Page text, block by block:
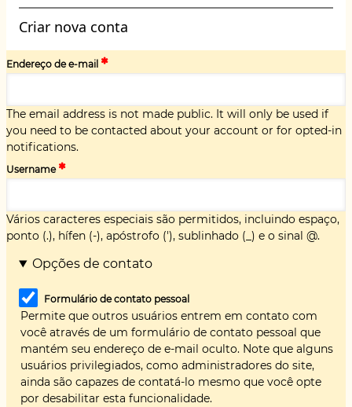
Criar nova conta
Endereço de e-mail
The email address is not made public. It will only be used if
you need to be contacted about your account or for opted-in
notifications.
Username
Vários caracteres especiais são permitidos, incluindo espaço,
ponto (.), hífen (-), apóstrofo ('), sublinhado (_) e o sinal @.
Opções de contato
Formulário de contato pessoal
Permite que outros usuários entrem em contato com
você através de um formulário de contato pessoal que
mantém seu endereço de e-mail oculto. Note que alguns
usuários privilegiados, como administradores do site,
ainda são capazes de contatá-lo mesmo que você opte
por desabilitar esta funcionalidade.